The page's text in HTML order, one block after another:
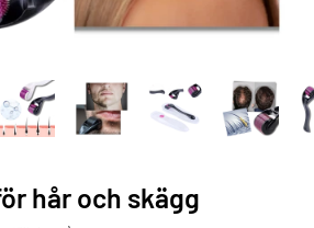
hår och skägg